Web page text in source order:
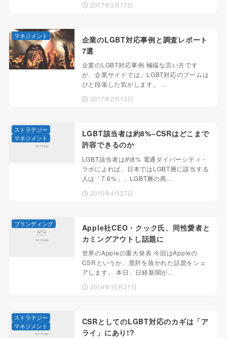
2017年3月17日
企業のLGBT対応事例と調査レポート
7選
企業のLGBT対応事例 極端な言い方です
が、企業サイドでは、LGBT対応のブームは
ひと段落した気がします。 …
2017年2月13日
マネジメント
LGBT該当者は約8%–CSRはどこまで
許容できるのか
LGBT該当者は約8% 電通ダイバーシティ・
ラボによれば、日本ではLGBT層に該当する
人は「7.6%」、LGBT層の商…
2015年4月27日
ストラテジー
マネジメント
Apple社CEO・クック氏、同性愛者と
カミングアウトし話題に
世界のAppleの重大発表 今回はAppleの
CSRというか、度肝を抜かれた話題をシェ
アします。 本日、日経新聞が…
2014年10月31日
ブランディング
CSRとしてのLGBT対応のカギは「ア
ライ」にあり!?
ストラテジー
マネジメント